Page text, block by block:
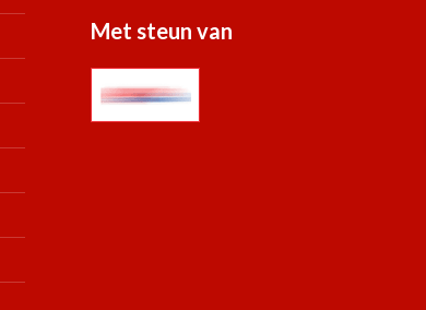
Met steun van